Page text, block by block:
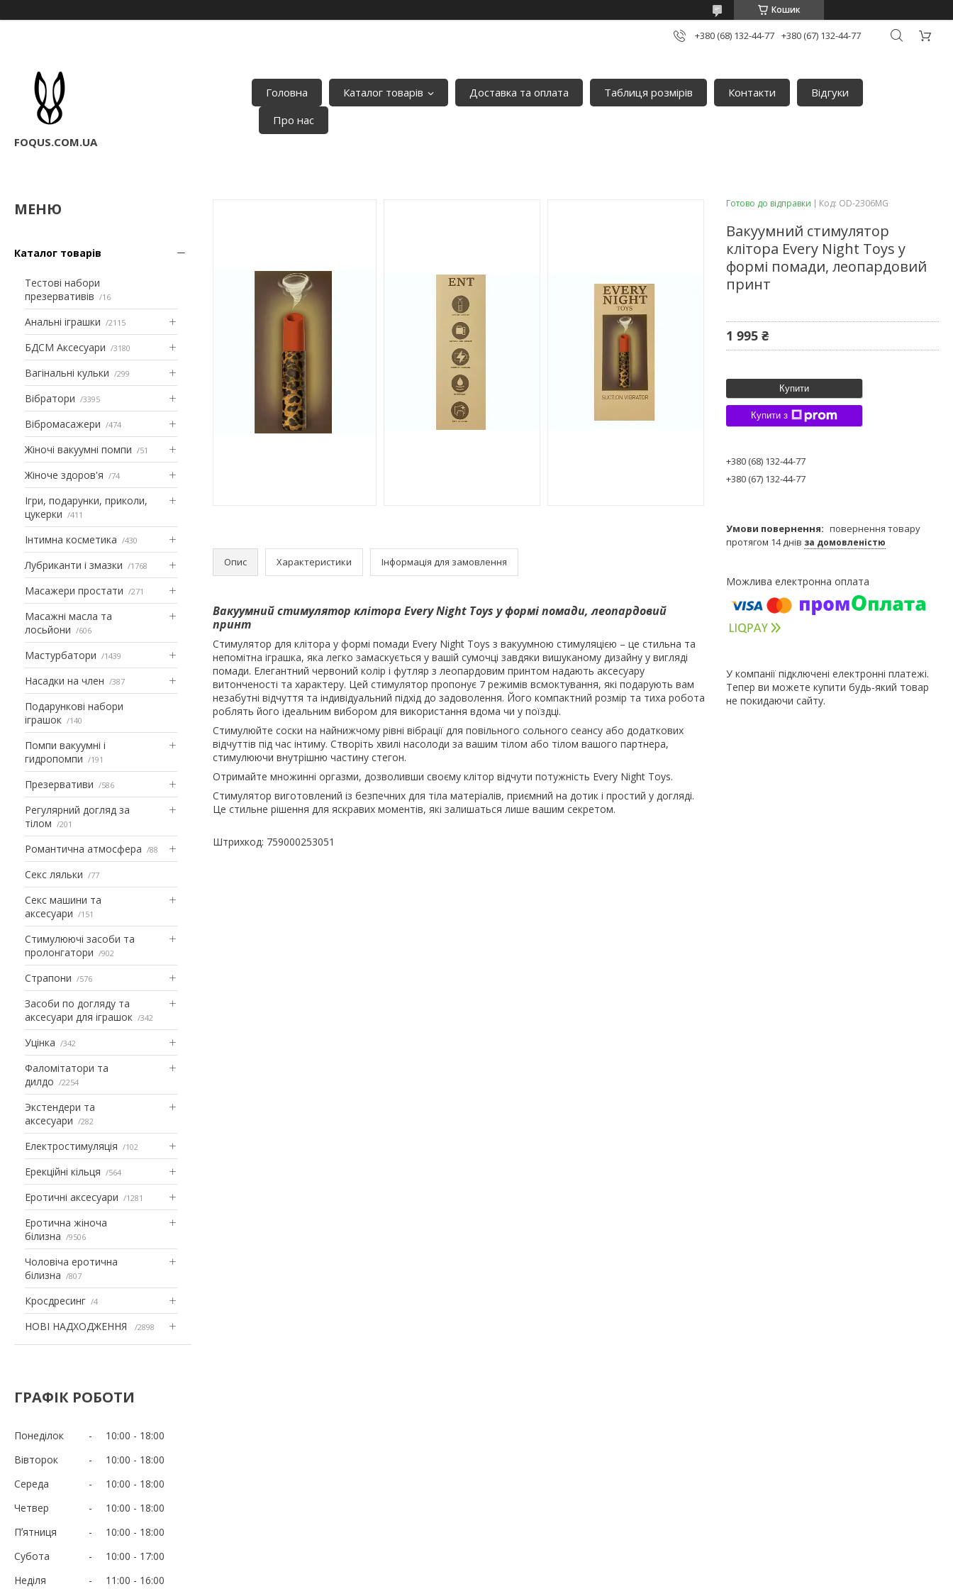
Кошик
+380 (68) 132-44-77 +380 (67) 132-44-77
FOQUS.COM.UA
Головна Каталог товарів Доставка та оплата Таблиця розмірів Контакти
Відгуки
Про нас
Каталог товарів
Тестові набори
презервативів
16
Анальні іграшки 2115
БДСМ Аксесуари 3180
Вагінальні кульки 299
Вібратори 3395
Вібромасажери 474
Жіночі вакуумні помпи 51
Жіноче здоров'я 74
Ігри, подарунки, приколи,
цукерки
411
Інтимна косметика 430
Лубриканти і змазки 1768
Масажери простати 271
Масажні масла та
лосьйони
606
Мастурбатори 1439
Насадки на член 387
Подарункові набори
іграшок
140
Помпи вакуумні і
гидропомпи
191
Презервативи 586
Регулярний догляд за
тілом
201
Романтична атмосфера 88
Секс ляльки 77
Секс машини та
аксесуари
151
Стимулюючі засоби та
пролонгатори
902
Страпони 576
Засоби по догляду та
аксесуари для іграшок
342
Уцінка 342
Фаломітатори та
дилдо
2254
Экстендери та
аксесуари
282
Електростимуляція 102
Ерекційні кільця 564
Еротичні аксесуари 1281
Еротична жіноча
білизна
9506
Чоловіча еротична
білизна
807
Кросдресинг 4
НОВІ НАДХОДЖЕННЯ 2898
ГРАФІК РОБОТИ
Понеділок 10:00
18:00
Вівторок
10:00
18:00
Середа
10:00
18:00
Четвер
10:00
18:00
Пʼятниця
10:00
18:00
Субота
10:00
17:00
Неділя
11:00 16:00
Опис Характеристики Інформація для замовлення
Вакуумний стимулятор клітора Every Night Toys у формі помади, леопардовий
принт
Стимулятор для клітора у формі помади Every Night Toys з вакуумною стимуляцією – це стильна та
непомітна іграшка, яка легко замаскується у вашій сумочці завдяки вишуканому дизайну у вигляді
помади. Елегантний червоний колір і футляр з леопардовим принтом надають аксесуару
витонченості та характеру. Цей стимулятор пропонує 7 режимів всмоктування, які подарують вам
незабутні відчуття та індивідуальний підхід до задоволення. Його компактний розмір та тиха робота
роблять його ідеальним вибором для використання вдома чи у поїздці.
Стимулюйте соски на найнижчому рівні вібрації для повільного сольного сеансу або додаткових
відчуттів під час інтиму. Створіть хвилі насолоди за вашим тілом або тілом вашого партнера,
стимулюючи внутрішню частину стегон.
Отримайте множинні оргазми, дозволивши своєму клітор відчути потужність Every Night Toys.
Стимулятор виготовлений із безпечних для тіла матеріалів, приємний на дотик і простий у догляді.
Це стильне рішення для яскравих моментів, які залишаться лише вашим секретом.
Штрихкод: 759000253051
Готово до відправки Код: OD-2306MG
Вакуумний стимулятор
клітора Every Night Toys у
формі помади, леопардовий
принт
1 995 ₴
Купити
Купити з
+380 (68) 132-44-77
+380 (67) 132-44-77
повернення товару
протягом 14 днів за домовленістю
У компанії підключені електронні платежі.
Тепер ви можете купити будь-який товар
не покидаючи сайту.